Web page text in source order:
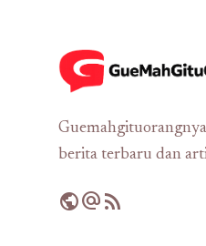
berita terbaru dan
publicalternate_emailrss_feed